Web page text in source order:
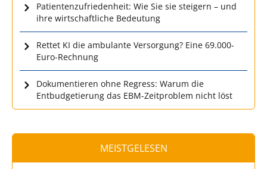
Patientenzufriedenheit: Wie Sie sie steigern – und
ihre wirtschaftliche Bedeutung
Rettet KI die ambulante Versorgung? Eine 69.000-
Euro-Rechnung
Dokumentieren ohne Regress: Warum die
Entbudgetierung das EBM-Zeitproblem nicht löst
MEISTGELESEN